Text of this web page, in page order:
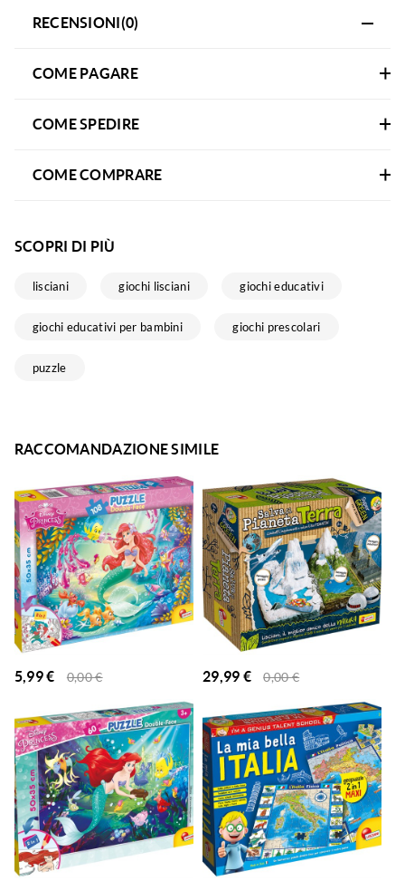
RECENSIONI(0)
COME PAGARE
COME SPEDIRE
COME COMPRARE
SCOPRI DI PIÙ
lisciani giochi lisciani giochi educativi
giochi educativi per bambini giochi prescolari
puzzle
RACCOMANDAZIONE SIMILE
5,99€ 0,00€ 29,99 € 0,00€